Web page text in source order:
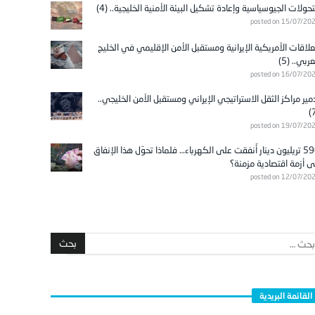
الجيوسياسية وإعادة تشكيل البيئة الأمنية الخليجية.. (4)
posted on 15/07/
الأمريكية الإيرانية ومستقبل الأمن الإقليمي في الخليج
(5)
posted on 16/07/
مراكز الثقل الاستراتيجي الإيراني ومستقبل الأمن الخليجي..
posted on 19/07/
596 تريليون دينار أُنفقت على الكهرباء… فلماذا تحوّل هذا الإنفاق
أزمة اقتصادية مزمنة؟
posted on 12/07/
القائمة البريدية